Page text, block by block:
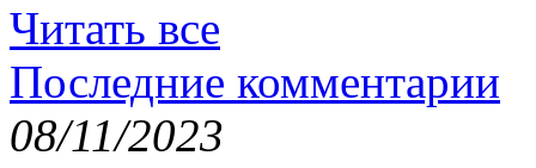
Читать все
Последние комментарии
08/11/2023